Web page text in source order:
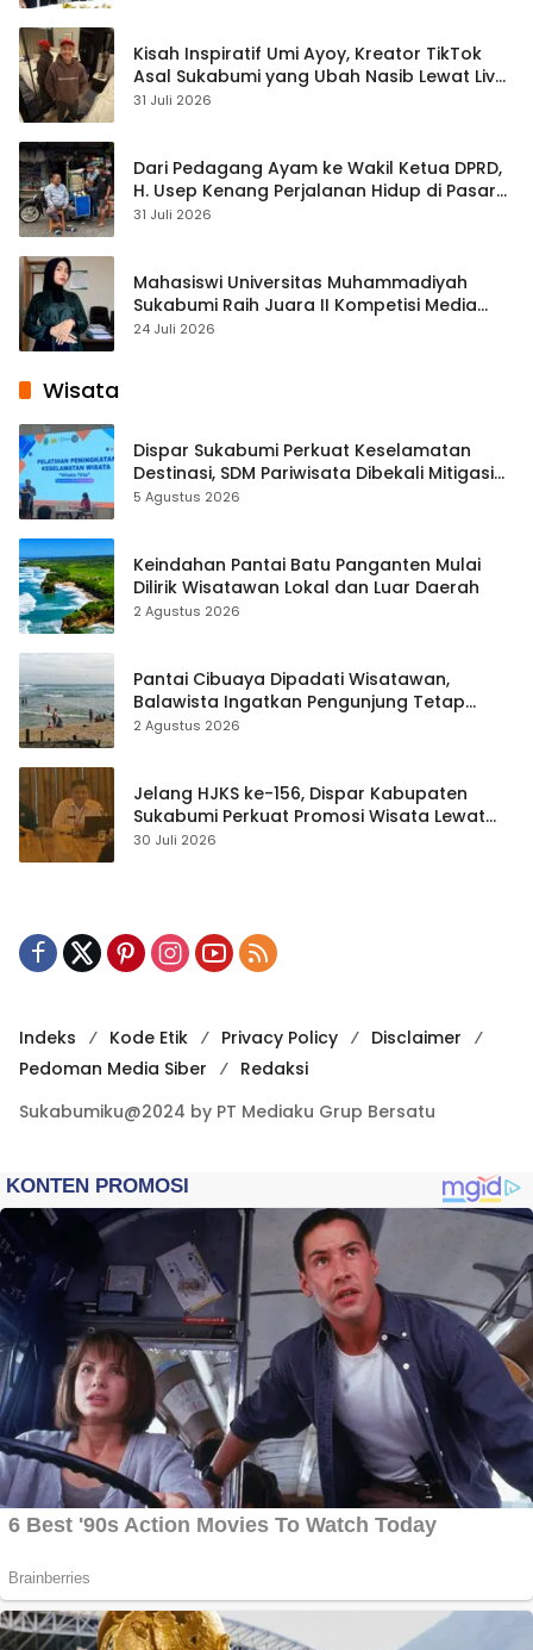
Kisah Inspiratif Umi Ayoy, Kreator TikTok
Asal Sukabumi yang Ubah Nasib Lewat Live
Streaming
31 Juli 2026
Dari Pedagang Ayam ke Wakil Ketua DPRD,
H. Usep Kenang Perjalanan Hidup di Pasar
Cisaat
31 Juli 2026
Mahasiswi Universitas Muhammadiyah
Sukabumi Raih Juara II Kompetisi Media
Pembelajaran Digital Tingkat Internasional
24 Juli 2026
Wisata
Dispar Sukabumi Perkuat Keselamatan
Destinasi, SDM Pariwisata Dibekali Mitigasi
hingga Teknik Evakuasi
5 Agustus 2026
Keindahan Pantai Batu Panganten Mulai
Dilirik Wisatawan Lokal dan Luar Daerah
2 Agustus 2026
Pantai Cibuaya Dipadati Wisatawan,
Balawista Ingatkan Pengunjung Tetap
Waspada
2 Agustus 2026
Jelang HJKS ke-156, Dispar Kabupaten
Sukabumi Perkuat Promosi Wisata Lewat
Publikasi Digital
30 Juli 2026
Indeks Kode Etik Privacy Policy
Disclaimer
Pedoman Media Siber
Redaksi
Sukabumiku@2024 by PT Mediaku Grup Bersatu